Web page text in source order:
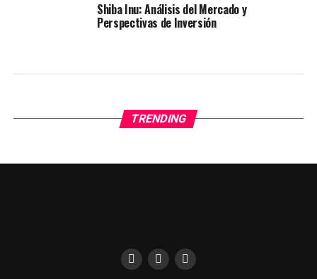
Shiba Inu: Análisis del Mercado y
Perspectivas de Inversión
TRENDING